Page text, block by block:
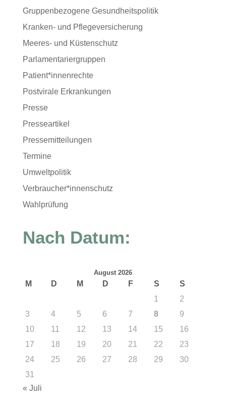
Gruppenbezogene Gesundheitspolitik
Kranken- und Pflegeversicherung
Meeres- und Küstenschutz
Parlamentariergruppen
Patient*innenrechte
Postvirale Erkrankungen
Presse
Presseartikel
Pressemitteilungen
Termine
Umweltpolitik
Verbraucher*innenschutz
Wahlprüfung
Nach Datum:
August 2026
M D M D F S
S
1
2
3
4 5 6 7 8
9
10
11 12 13 14 15
16
17
18 19 20 21 22
23
24
25 26 27 28 29
30
31
« Juli